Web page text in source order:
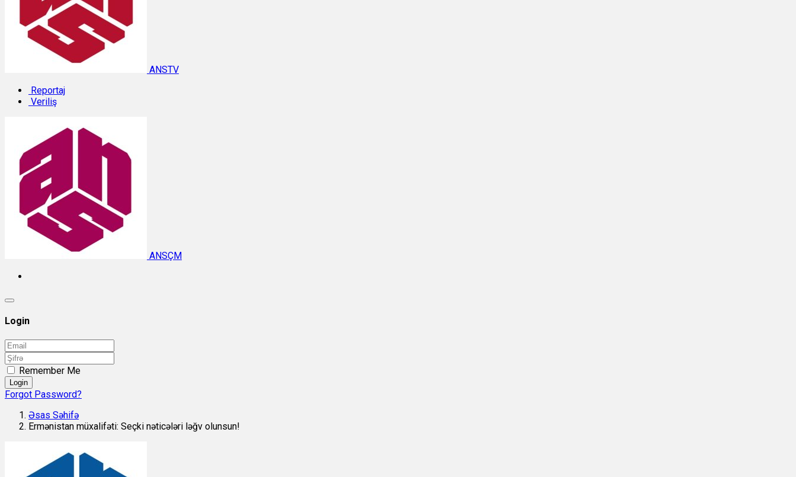
ANSTV
Reportaj
Veriliş
ANSÇM
Login
Remember Me
Login
Forgot Password?
Əsas Səhifə
Ermənistan müxalifəti: Seçki nəticələri ləğv olunsun!